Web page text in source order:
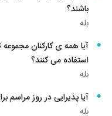
باشند؟
بله
آیا همه ی کارکنان
استفاده می کنند؟
بله
آیا پذیرایی در روز مراسم
بله